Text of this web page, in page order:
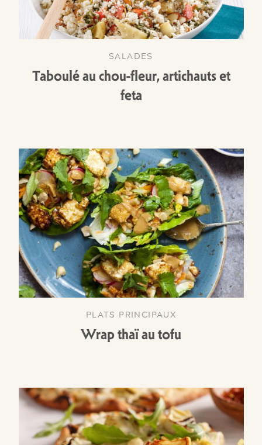
SALADES
Taboulé au chou-fleur, artichauts et
feta
PLATS PRINCIPAUX
Wrap thaï au tofu